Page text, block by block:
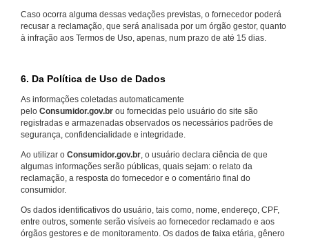
Caso ocorra alguma dessas vedações previstas, o fornecedor poderá
recusar a reclamação, que será analisada por um órgão gestor, quanto
à infração aos Termos de Uso, apenas, num prazo de até 15 dias.
6. Da Política de Uso de Dados
As informações coletadas automaticamente
pelo Consumidor.gov.br ou fornecidas pelo usuário do site são
registradas e armazenadas observados os necessários padrões de
segurança, confidencialidade e integridade.
Ao utilizar o Consumidor.gov.br , o usuário declara ciência de que
algumas informações serão públicas, quais sejam: o relato da
reclamação, a resposta do fornecedor e o comentário final do
consumidor.
Os dados identificativos do usuário, tais como, nome, endereço, CPF,
entre outros, somente serão visíveis ao fornecedor reclamado e aos
órgãos gestores e de monitoramento. Os dados de faixa etária, gênero